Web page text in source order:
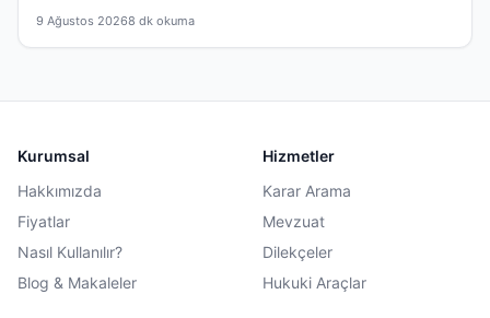
9 Ağustos 20268 dk okuma
Kurumsal
Hakkımızda
Fiyatlar
Nasıl Kullanılır?
Blog & Makaleler
Hizmetler
Karar Arama
Mevzuat
Dilekçeler
Hukuki Araçlar